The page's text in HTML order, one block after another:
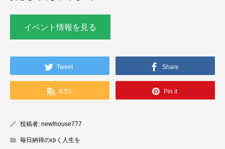
イベント情報を見る
Tweet Share
RSS Pin it
投稿者: newlhouse777
毎日納得のゆく人生を